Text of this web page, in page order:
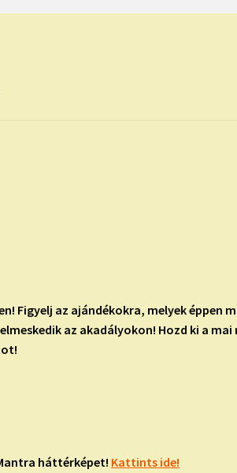
Figyelj az ajándékokra, melyek éppen
az akadályokon! Hozd ki a
háttérképet! Kattints ide!